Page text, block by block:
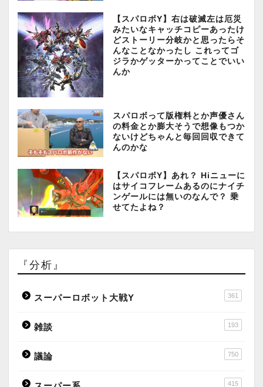
【スパロボY】右は破滅左は厄災
みたいなキャッチコピーあったけ
どストーリー分岐かと思ったらそ
んなことなかったし これってゴ
ジラかゲッターかってことでいい
んか
スパロボって版権料とか声優さん
の料金とか膨大そうで想像もつか
ないけどちゃんと毎回回収できて
んのかな
【スパロボY】あれ？ Hiニューに
はサイコフレームあるのにナイチ
ンゲールには無いのなんで？ 乗
せてたよね？
『分析』
スーパーロボット大戦Y 361
雑談 193
議論 750
415